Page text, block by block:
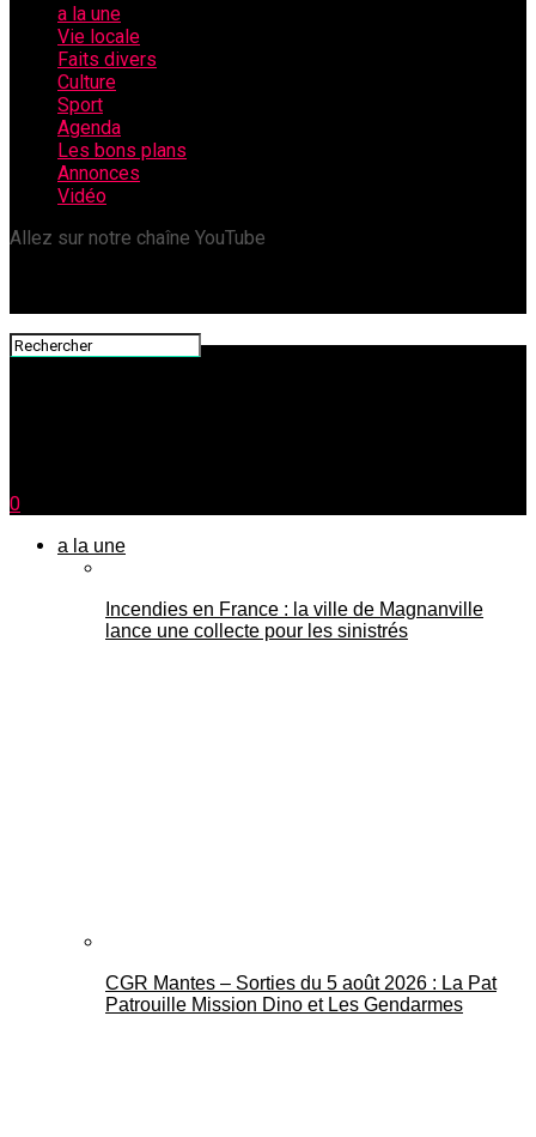
a la une
Vie locale
Faits divers
Culture
Sport
Agenda
Les bons plans
Annonces
Vidéo
Allez sur notre chaîne YouTube
0
a la une
Incendies en France : la ville de Magnanville
lance une collecte pour les sinistrés
CGR Mantes – Sorties du 5 août 2026 : La Pat
Patrouille Mission Dino et Les Gendarmes